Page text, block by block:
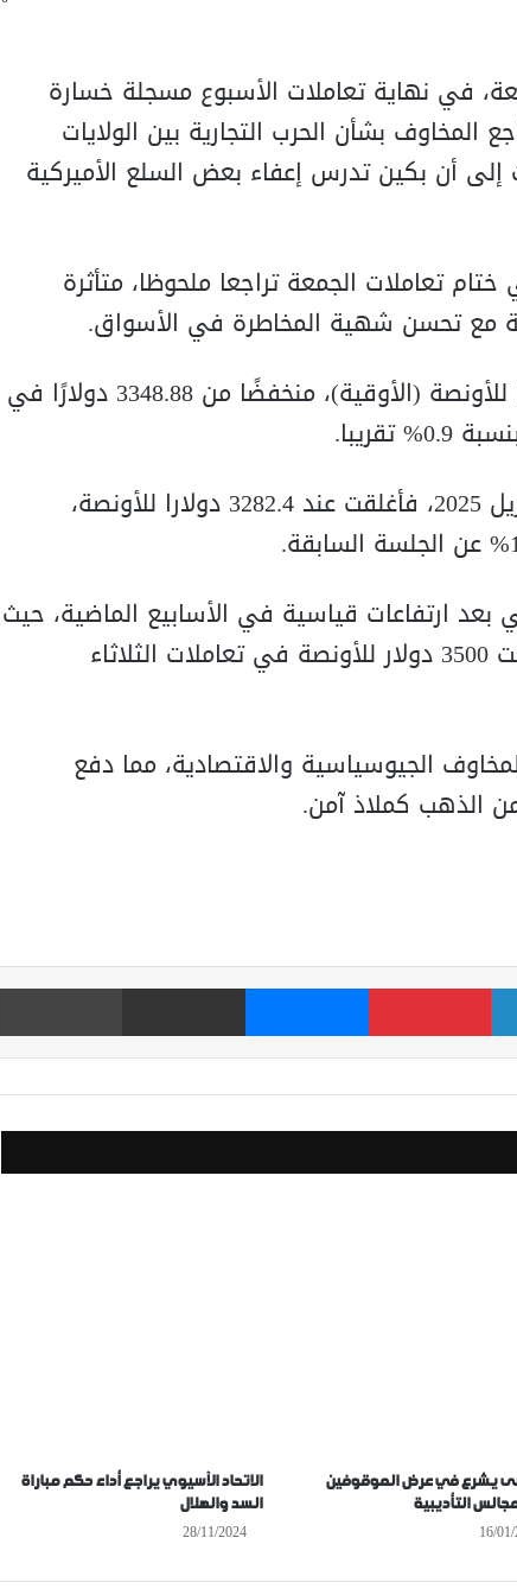
في نهاية تعاملات الأسبوع مسجلة خسارة
المخاوف بشأن الحرب التجارية بين الولايات
إلى أن بكين تدرس إعفاء بعض السلع الأميركية
تعاملات الجمعة تراجعا ملحوظا، متأثرة
مع تحسن شهية المخاطرة في الأسواق.
فبلغ السعر الفوري 3318.95 دولارا للأونصة (الأوقية)، منخفضًا من 3348.88 دولارًا في
أما العقود الآجلة للذهب لشهر أبريل 2025، فأغلقت عند 3282.4 دولارا للأونصة،
ارتفاعات قياسية في الأسابيع الماضية، حيث
سجل الذهب مستويات تاريخية بلغت 3500 دولار للأونصة في تعاملات الثلاثاء
الجيوسياسية والاقتصادية، مما دفع
الذهب كملاذ آمن.
لينكدإن بينتيريست ماسنجر مشاركة عبر البريد
يشرع في عرض الموقوفين
التأديبية
16/
الاتحاد الآسيوي يراجع أداء حكم مباراة
السد والهلال
28/11/2024